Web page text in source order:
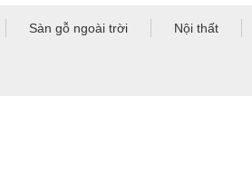
Sàn gỗ ngoài trời Nội thất